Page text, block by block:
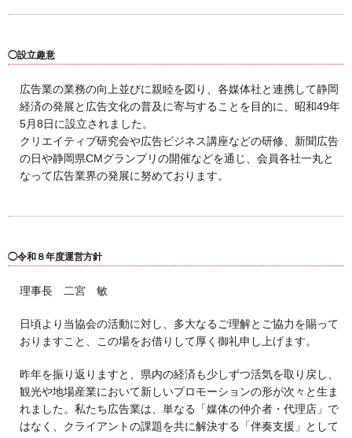
◯設立趣意
広告業の業務の向上並びに親睦を図り、各媒体社と連携して静岡
経済の発展と広告文化の普及に寄与することを目的に、昭和49年
5月8日に設立されました。
クリエイティブ研究会や広告ビジネス講座などの研修、新聞広告
の日や静岡県CMグランプリの開催などを通じ、会員各社一丸と
なって広告業界の発展に努めております。
◯令和８年度運営方針
理事長 二宮 敏
日頃より当協会の活動に対し、多大なるご理解とご協力を賜って
おりますこと、この場をお借りして厚く御礼申し上げます。
昨年を振り返りますと、県内の経済も少しずつ活気を取り戻し、
観光や地場産業において新しいプロモーションの形が次々と生ま
れました。私たち広告業は、単なる「媒体の仲介者・代理店」で
はなく、クライアントの課題を共に解決する「伴奏支援」として